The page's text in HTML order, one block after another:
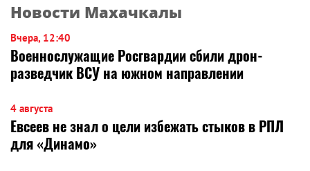
Новости Махачкалы
Вчера, 12:40
Военнослужащие Росгвардии сбили дрон-
разведчик ВСУ на южном направлении
4 августа
Евсеев не знал о цели избежать стыков в РПЛ
для «Динамо»